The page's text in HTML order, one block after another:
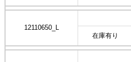
12110650_L
在庫有り